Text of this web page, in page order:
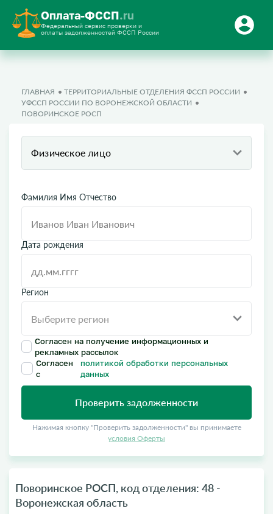
Оплата-ФССП.ru
Федеральный сервис проверки и
оплаты задолженностей ФССП России
ГЛАВНАЯ
ТЕРРИТОРИАЛЬНЫЕ ОТДЕЛЕНИЯ ФССП РОССИИ
УФССП РОССИИ ПО ВОРОНЕЖСКОЙ ОБЛАСТИ
ПОВОРИНСКОЕ РОСП
Физическое лицо
Фамилия Имя Отчество
Дата рождения
Регион
Согласен на получение информационных и
рекламных рассылок
Согласен
с
политикой обработки персональных
данных
Проверить задолженности
Нажимая кнопку "Проверить задолженности" вы принимаете
условия Оферты
Поворинское РОСП, код отделения: 48 -
Воронежская область